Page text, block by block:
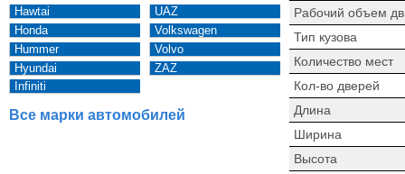
Hawtai
Honda
Hummer
Hyundai
Infiniti
UAZ
Volkswagen
Volvo
ZAZ
Все марки автомобилей
Рабочий объем
Тип кузова
Количество мест
Кол-во дверей
Длина
Ширина
Высота